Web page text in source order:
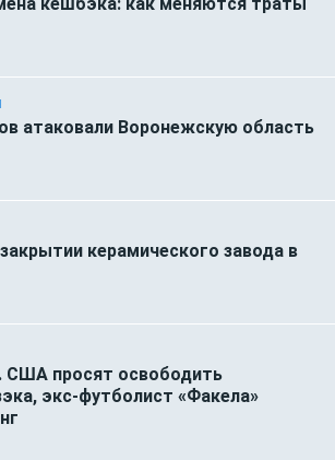
атаковали Воронежскую область
керамического завода в
CША просят освободить
экс-футболист «Факела»